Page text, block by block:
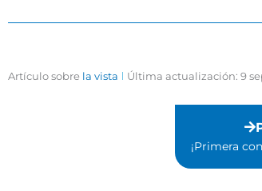
Artículo sobre la vista Última actualización: 9
¡Primera